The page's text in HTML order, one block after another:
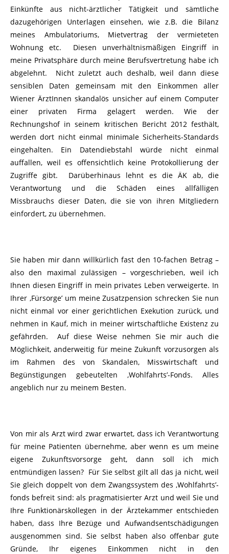
Einkünfte aus nicht-ärztlicher Tätigkeit und sämtliche
dazugehörigen Unterlagen einsehen, wie z.B. die Bilanz
meines Ambulatoriums, Mietvertrag der vermieteten
Wohnung etc. Diesen unverhältnismäßigen Eingriff in
meine Privatsphäre durch meine Berufsvertretung habe ich
abgelehnt. Nicht zuletzt auch deshalb, weil dann diese
sensiblen Daten gemeinsam mit den Einkommen aller
Wiener ÄrztInnen skandalös unsicher auf einem Computer
einer privaten Firma gelagert werden. Wie der
Rechnungshof in seinem kritischen Bericht 2012 festhält,
werden dort nicht einmal minimale Sicherheits-Standards
eingehalten. Ein Datendiebstahl würde nicht einmal
auffallen, weil es offensichtlich keine Protokollierung der
Zugriffe gibt. Darüberhinaus lehnt es die ÄK ab, die
Verantwortung und die Schäden eines allfälligen
Missbrauchs dieser Daten, die sie von ihren Mitgliedern
einfordert, zu übernehmen.
Sie haben mir dann willkürlich fast den 10-fachen Betrag –
also den maximal zulässigen – vorgeschrieben, weil ich
Ihnen diesen Eingriff in mein privates Leben verweigerte. In
Ihrer ‚Fürsorge’ um meine Zusatzpension schrecken Sie nun
nicht einmal vor einer gerichtlichen Exekution zurück, und
nehmen in Kauf, mich in meiner wirtschaftliche Existenz zu
gefährden. Auf diese Weise nehmen Sie mir auch die
Möglichkeit, anderweitig für meine Zukunft vorzusorgen als
im Rahmen des von Skandalen, Misswirtschaft und
Begünstigungen gebeutelten ‚Wohlfahrts’-Fonds. Alles
angeblich nur zu meinem Besten.
Von mir als Arzt wird zwar erwartet, dass ich Verantwortung
für meine Patienten übernehme, aber wenn es um meine
eigene Zukunftsvorsorge geht, dann soll ich mich
entmündigen lassen? Für Sie selbst gilt all das ja nicht, weil
Sie gleich doppelt von dem Zwangssystem des ‚Wohlfahrts’-
fonds befreit sind: als pragmatisierter Arzt und weil Sie und
Ihre Funktionärskollegen in der Ärztekammer entschieden
haben, dass Ihre Bezüge und Aufwandsentschädigungen
ausgenommen sind. Sie selbst haben also offenbar gute
Gründe, Ihr eigenes Einkommen nicht in den